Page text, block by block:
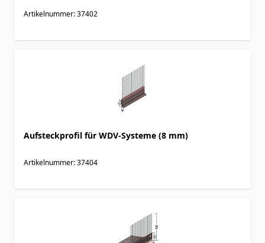
Artikelnummer: 37402
Aufsteckprofil für WDV-Systeme (8 mm)
Artikelnummer: 37404